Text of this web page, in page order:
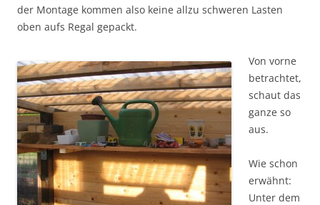
der Montage kommen also keine allzu schweren Lasten
oben aufs Regal gepackt.
Von vorne
betrachtet,
schaut das
ganze so
aus.
Wie schon
erwähnt:
Unter dem